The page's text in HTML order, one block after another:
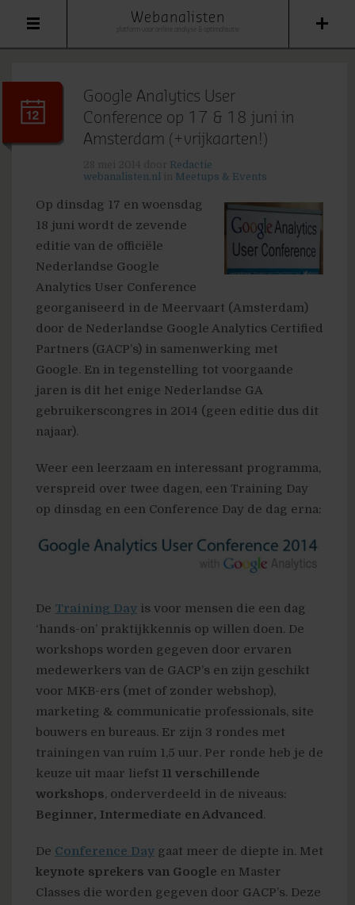
Webanalisten
Google Analytics User
Conference op 17 & 18 juni in
Amsterdam (+vrijkaarten!)
Redactie
webanalisten.nl
Meetups & Events
Op dinsdag 17 en woensdag
18 juni wordt de zevende
editie van de officiële
Nederlandse Google
Analytics User Conference
georganiseerd in de Meervaart (Amsterdam)
door de Nederlandse Google Analytics Certified
Partners (GACP’s) in samenwerking met
Google. En in tegenstelling tot voorgaande
jaren is dit het enige Nederlandse GA
gebruikerscongres in 2014 (geen editie dus dit
najaar).
Weer een leerzaam en interessant programma,
verspreid over twee dagen, een Training Day
op dinsdag en een Conference Day de dag erna:
De Training Day is voor mensen die een dag
‘hands-on’ praktijkkennis op willen doen. De
workshops worden gegeven door ervaren
medewerkers van de GACP’s en zijn geschikt
voor MKB-ers (met of zonder webshop),
marketing & communicatie professionals, site
bouwers en bureaus. Er zijn 3 rondes met
trainingen van ruim 1,5 uur. Per ronde heb je de
keuze uit maar liefst 11 verschillende
workshops, onderverdeeld in de niveaus:
Beginner, Intermediate en Advanced.
De Conference Day gaat meer de diepte in. Met
keynote sprekers van Google en Master
Classes die worden gegeven door GACP’s. Deze